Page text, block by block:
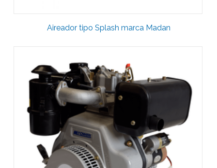
Aireador tipo Splash marca Madan